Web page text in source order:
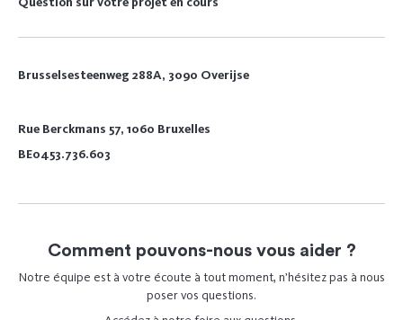
Brusselsesteenweg 288A, 3090 Overijse
Rue Berckmans 57, 1060 Bruxelles
BE0453.736.603
Comment pouvons-nous vous aider ?
Notre équipe est à votre écoute à tout moment, n’hésitez pas à nous
poser vos questions.